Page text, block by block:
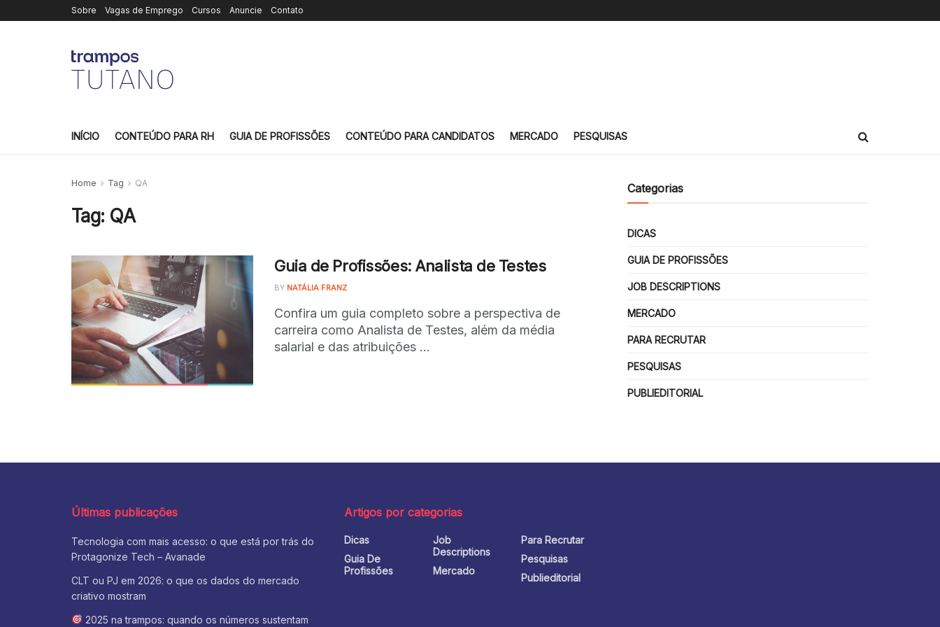
Sobre Vagas de Emprego Cursos Anuncie Contato
INÍCIO CONTEÚDO PARA RH GUIA DE PROFISSÕES CONTEÚDO PARA CANDIDATOS MERCADO PESQUISAS
Home Tag QA
Tag: QA
Guia de Profissões: Analista de Testes
BY NATÁLIA FRANZ
Confira um guia completo sobre a perspectiva de
carreira como Analista de Testes, além da média
salarial e das atribuições ...
Categorias
DICAS
GUIA DE PROFISSÕES
JOB DESCRIPTIONS
MERCADO
PARA RECRUTAR
PESQUISAS
PUBLIEDITORIAL
Últimas publicações
Tecnologia com mais acesso: o que está por trás do
Protagonize Tech – Avanade
CLT ou PJ em 2026: o que os dados do mercado
criativo mostram
2025 na trampos: quando os números sustentam
Artigos por categorias
Dicas
Guia De
Profissões
Job
Descriptions
Mercado
Para Recrutar
Pesquisas
Publieditorial